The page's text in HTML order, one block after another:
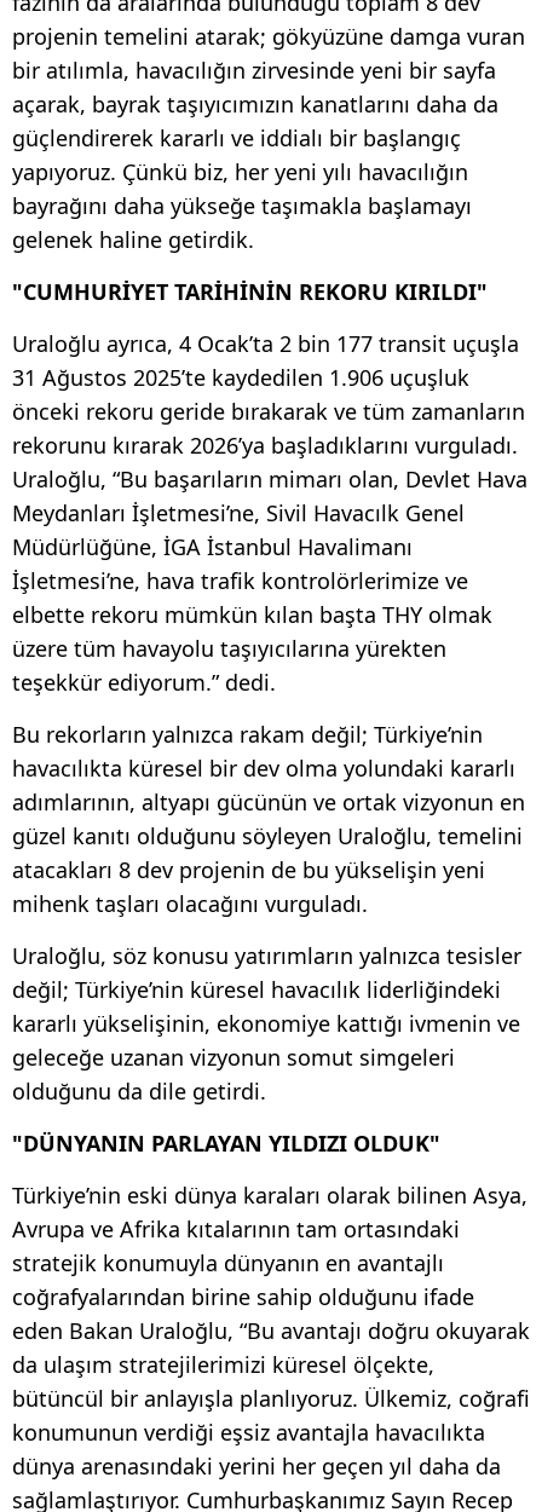
projenin temelini atarak; gökyüzüne damga vuran
bir atılımla, havacılığın zirvesinde yeni bir sayfa
açarak, bayrak taşıyıcımızın kanatlarını daha da
güçlendirerek kararlı ve iddialı bir başlangıç
yapıyoruz. Çünkü biz, her yeni yılı havacılığın
bayrağını daha yükseğe taşımakla başlamayı
gelenek haline getirdik.
"CUMHURİYET TARİHİNİN REKORU KIRILDI"
Uraloğlu ayrıca, 4 Ocak’ta 2 bin 177 transit uçuşla
31 Ağustos 2025’te kaydedilen 1.906 uçuşluk
önceki rekoru geride bırakarak ve tüm zamanların
rekorunu kırarak 2026’ya başladıklarını vurguladı.
Uraloğlu, “Bu başarıların mimarı olan, Devlet Hava
Meydanları İşletmesi’ne, Sivil Havacılk Genel
Müdürlüğüne, İGA İstanbul Havalimanı
İşletmesi’ne, hava trafik kontrolörlerimize ve
elbette rekoru mümkün kılan başta THY olmak
üzere tüm havayolu taşıyıcılarına yürekten
teşekkür ediyorum.” dedi.
Bu rekorların yalnızca rakam değil; Türkiye’nin
havacılıkta küresel bir dev olma yolundaki kararlı
adımlarının, altyapı gücünün ve ortak vizyonun en
güzel kanıtı olduğunu söyleyen Uraloğlu, temelini
atacakları 8 dev projenin de bu yükselişin yeni
mihenk taşları olacağını vurguladı.
Uraloğlu, söz konusu yatırımların yalnızca tesisler
değil; Türkiye’nin küresel havacılık liderliğindeki
kararlı yükselişinin, ekonomiye kattığı ivmenin ve
geleceğe uzanan vizyonun somut simgeleri
olduğunu da dile getirdi.
"DÜNYANIN PARLAYAN YILDIZI OLDUK"
Türkiye’nin eski dünya karaları olarak bilinen Asya,
Avrupa ve Afrika kıtalarının tam ortasındaki
stratejik konumuyla dünyanın en avantajlı
coğrafyalarından birine sahip olduğunu ifade
eden Bakan Uraloğlu, “Bu avantajı doğru okuyarak
da ulaşım stratejilerimizi küresel ölçekte,
bütüncül bir anlayışla planlıyoruz. Ülkemiz, coğrafi
konumunun verdiği eşsiz avantajla havacılıkta
dünya arenasındaki yerini her geçen yıl daha da
sağlamlaştırıyor. Cumhurbaşkanımız Sayın Recep